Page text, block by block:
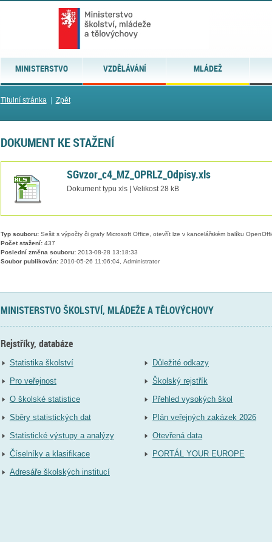
MINISTERSTVO VZDĚLÁVÁNÍ MLÁDEŽ
Titulní stránka| Zpět
DOKUMENT KE STAŽENÍ
SGvzor_c4_MZ_OPRLZ_Odpisy.xls
Dokument typu xls | Velikost 28 kB
Typ souboru:Sešit s výpočty či grafy Microsoft Office, otevřít lze v kancelářském balíku
Počet stažení:437
Poslední změna souboru:2013-08-28 13:18:33
Soubor publikován:2010-05-26 11:06:04, Administrator
MINISTERSTVO ŠKOLSTVÍ, MLÁDEŽE A TĚLOVÝCHOVY
Rejstříky, databáze
Statistika školství
Pro veřejnost
O školské statistice
Sběry statistických dat
Statistické výstupy a analýzy
Číselníky a klasifikace
Adresáře školských institucí
Důležité odkazy
Školský rejstřík
Přehled vysokých škol
Plán veřejných zakázek 2026
Otevřená data
PORTÁL YOUR EUROPE